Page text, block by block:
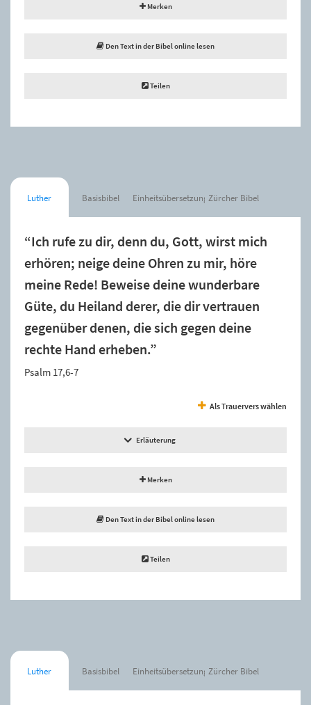
Merken
Den Text in der Bibel online lesen
Teilen
Luther Basisbibel Einheitsübersetzung Zürcher Bibel
“Ich rufe zu dir, denn du, Gott, wirst mich
erhören; neige deine Ohren zu mir, höre
meine Rede! Beweise deine wunderbare
Güte, du Heiland derer, die dir vertrauen
gegenüber denen, die sich gegen deine
rechte Hand erheben.”
Psalm 17,6-7
Als Trauervers wählen
Erläuterung
Merken
Den Text in der Bibel online lesen
Teilen
Luther Basisbibel Einheitsübersetzung Zürcher Bibel